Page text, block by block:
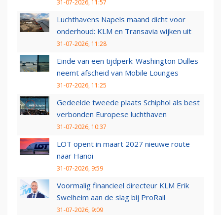
31-07-2026, 11:57
Luchthavens Napels maand dicht voor
onderhoud: KLM en Transavia wijken uit
31-07-2026, 11:28
Einde van een tijdperk: Washington Dulles
neemt afscheid van Mobile Lounges
31-07-2026, 11:25
Gedeelde tweede plaats Schiphol als best
verbonden Europese luchthaven
31-07-2026, 10:37
LOT opent in maart 2027 nieuwe route
naar Hanoi
31-07-2026, 9:59
Voormalig financieel directeur KLM Erik
Swelheim aan de slag bij ProRail
31-07-2026, 9:09